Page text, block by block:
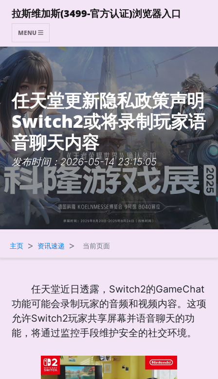
拉斯维加斯(3499-官方认证)浏览器入口
MENU
任天堂更新隐私政策声明
Switch2或将录制玩家语
音聊天内容
发布时间：2026-05-14 23:15:05
主页 > 资讯速递 > 当前页面
任天堂近日透露，Switch2的GameChat
功能可能会录制玩家的音频和视频内容。这项
允许Switch2玩家共享屏幕并语音聊天的功
能，将通过监控手段维护安全的社交环境。